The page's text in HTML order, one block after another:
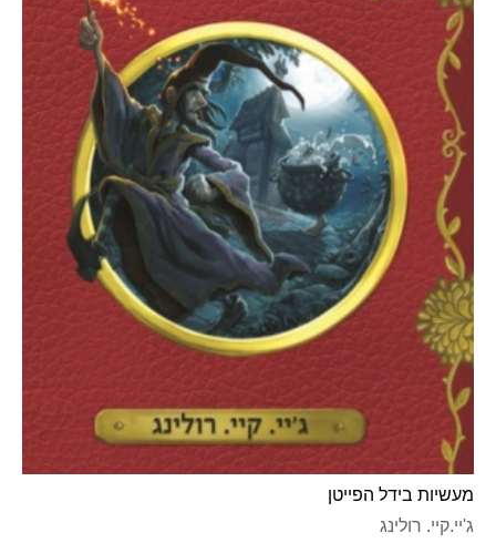
מעשיות בידל הפייטן
ג'יי.קיי. רולינג